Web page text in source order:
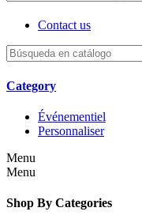
Contact us
Category
Événementiel
Personnaliser
Menu
Menu
Shop By Categories